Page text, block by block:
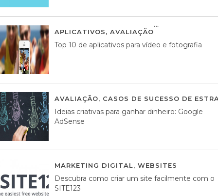
APLICATIVOS, AVALIAÇÃO
Top 10 de aplicativos para vídeo e fotografia
AVALIAÇÃO, CASOS DE SUCESSO DE
Ideias criativas para ganhar dinheiro: Google
AdSense
MARKETING DIGITAL, WEBSITES
Descubra como criar um site facilmente com o
SITE123